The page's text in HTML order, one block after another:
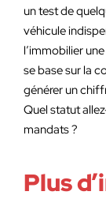
un test de
véhicule
l’immobilier
se base sur la
générer un
Quel statut
mandats ?
Plus